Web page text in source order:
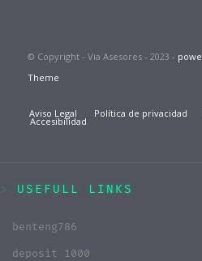
© Copyright - Via Asesores - 2023 -
Theme
Aviso Legal Política de privacidad
Accesibilidad
USEFULL LINKS
benteng786
deposit 1000